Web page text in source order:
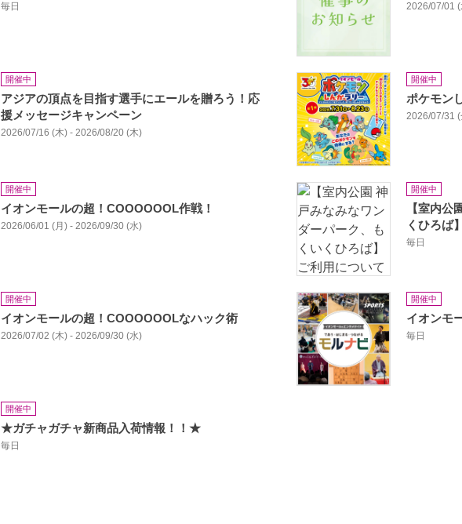
毎日 2026/07/01
開催中
アジアの頂点を目指す選手にエールを贈ろう！応
援メッセージキャンペーン
2026/07/16 (木) - 2026/08/20 (木)
開催中
ポケモン
2026/07/31
開催中
イオンモールの超！COOOOOOL作戦！
2026/06/01 (月) - 2026/09/30 (水)
開催中
【室内公
くひろば
毎日
開催中
イオンモールの超！COOOOOOLなハック術
2026/07/02 (木) - 2026/09/30 (水)
開催中
イオンモ
毎日
開催中
★ガチャガチャ新商品入荷情報！！★
毎日